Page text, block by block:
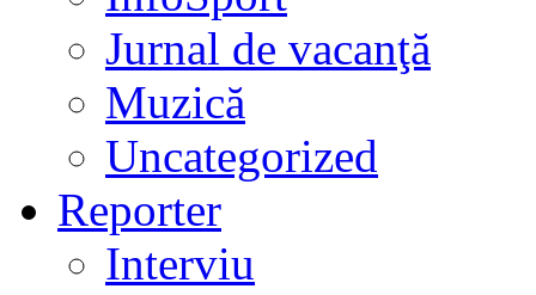
Jurnal de vacanţă
Muzică
Uncategorized
Reporter
Interviu